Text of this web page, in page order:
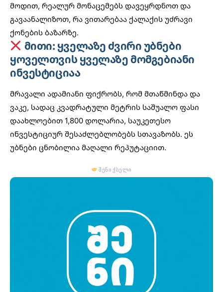
მოდით, რეალურ მონაცემებს დავეყრდნოთ და
გავაანალიზოთ, რა ვითარებაა ქალაქის უძრავი
ქონების ბაზარზე.
მითი: ყველაზე ძვირი უბნები
ყოველთვის ყველაზე მომგებიანი
ინვესტიციაა
მრავალი ადამიანი ფიქრობს, რომ მთაწმინდა და
ვაკე, სადაც კვადრატული მეტრის საშუალო ფასი
დაახლოებით 1,800 დოლარია, საუკეთესო
ინვესტიციურ შესაძლებლობებს სთავაზობს. ეს
უბნები ცნობილია მაღალი რეპუტაციით.
შენი ქსელი